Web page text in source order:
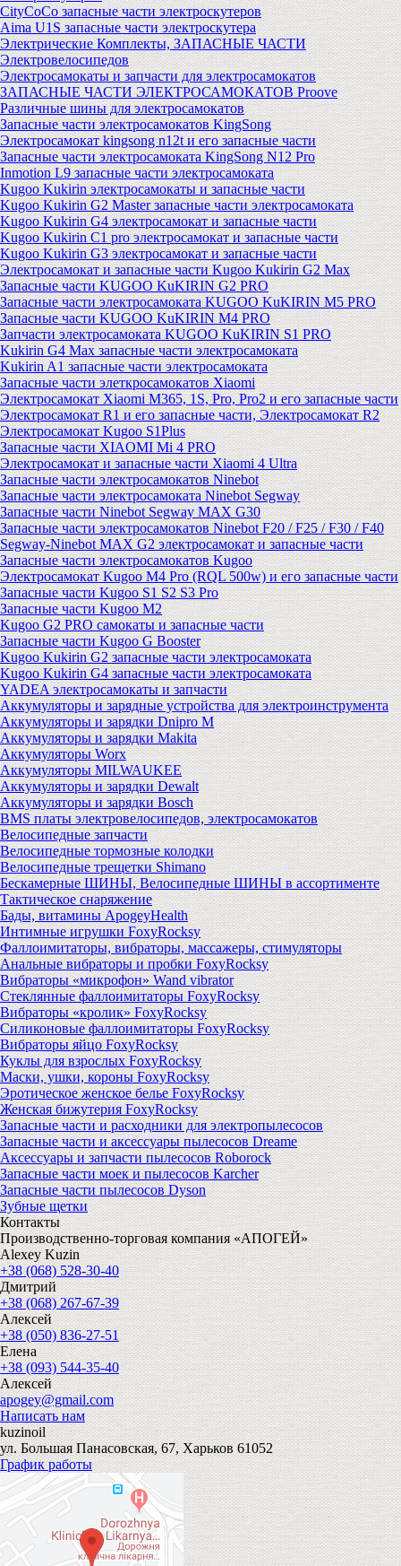
CityCoCo запасные части электроскутеров
Aima U1S запасные части электроскутера
Электрические Комплекты, ЗАПАСНЫЕ ЧАСТИ
Электровелосипедов
Электросамокаты и запчасти для электросамокатов
ЗАПАСНЫЕ ЧАСТИ ЭЛЕКТРОСАМОКАТОВ Proove
Различные шины для электросамокатов
Запасные части электросамокатов KingSong
Электросамокат kingsong n12t и его запасные части
Запасные части электросамоката KingSong N12 Pro
Inmotion L9 запасные части электросамоката
Kugoo Kukirin электросамокаты и запасные части
Kugoo Kukirin G2 Master запасные части электросамоката
Kugoo Kukirin G4 электросамокат и запасные части
Kugoo Kukirin C1 pro электросамокат и запасные части
Kugoo Kukirin G3 электросамокат и запасные части
Электросамокат и запасные части Kugoo Kukirin G2 Max
Запасные части KUGOO KuKIRIN G2 PRO
Запасные части электросамоката KUGOO KuKIRIN M5 PRO
Запасные части KUGOO KuKIRIN M4 PRO
Запчасти электросамоката KUGOO KuKIRIN S1 PRO
Kukirin G4 Max запасные части электросамоката
Kukirin A1 запасные части электросамоката
Запасные части элеткросамокатов Xiaomi
Электросамокат Xiaomi M365, 1S, Pro, Pro2 и его запасные части
Электросамокат R1 и его запасные части, Электросамокат R2
Электросамокат Kugoo S1Plus
Запасные части XIAOMI Mi 4 PRO
Электросамокат и запасные части Xiaomi 4 Ultra
Запасные части электросамокатов Ninebot
Запасные части электросамоката Ninebot Segway
Запасные части Ninebot Segway MAX G30
Запасные части электросамокатов Ninebot F20 / F25 / F30 / F40
Segway-Ninebot MAX G2 электросамокат и запасные части
Запасные части электросамокатов Kugoo
Электросамокат Kugoo M4 Pro (RQL 500w) и его запасные части
Запасные части Kugoo S1 S2 S3 Pro
Запасные части Kugoo M2
Kugoo G2 PRO самокаты и запасные части
Запасные части Kugoo G Booster
Kugoo Kukirin G2 запасные части электросамоката
Kugoo Kukirin G4 запасные части электросамоката
YADEA электросамокаты и запчасти
Аккумуляторы и зарядные устройства для электроинструмента
Аккумуляторы и зарядки Dnipro M
Аккумуляторы и зарядки Makita
Аккумуляторы Worx
Аккумуляторы MILWAUKEE
Аккумуляторы и зарядки Dewalt
Аккумуляторы и зарядки Bosch
BMS платы электровелосипедов, электросамокатов
Велосипедные запчасти
Велосипедные тормозные колодки
Велосипедные трещетки Shimano
Бескамерные ШИНЫ, Велосипедные ШИНЫ в ассортименте
Тактическое снаряжение
Бады, витамины ApogeyHealth
Интимные игрушки FoxyRocksy
Фаллоимитаторы, вибраторы, массажеры, стимуляторы
Анальные вибраторы и пробки FoxyRocksy
Вибраторы «микрофон» Wand vibrator
Стеклянные фаллоимитаторы FoxyRocksy
Вибраторы «кролик» FoxyRocksy
Силиконовые фаллоимитаторы FoxyRocksy
Вибраторы яйцо FoxyRocksy
Куклы для взрослых FoxyRocksy
Маски, ушки, короны FoxyRocksy
Эротическое женское белье FoxyRocksy
Женская бижутерия FoxyRocksy
Запасные части и расходники для электропылесосов
Запасные части и аксессуары пылесосов Dreame
Аксессуары и запчасти пылесосов Roborock
Запасные части моек и пылесосов Karcher
Запасные части пылесосов Dyson
Зубные щетки
Контакты
Производственно-торговая компания «АПОГЕЙ»
Alexey Kuzin
+38 (068) 528-30-40
Дмитрий
+38 (068) 267-67-39
Алексей
+38 (050) 836-27-51
Елена
+38 (093) 544-35-40
Алексей
apogey@gmail.com
Написать нам
kuzinoil
ул. Большая Панасовская, 67, Харьков 61052
График работы